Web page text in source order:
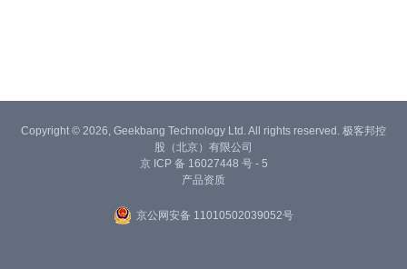
Copyright © 2026, Geekbang Technology Ltd. All rights reserved. 极客邦控
股（北京）有限公司
京 ICP 备 16027448 号 - 5
产品资质
京公网安备 11010502039052号